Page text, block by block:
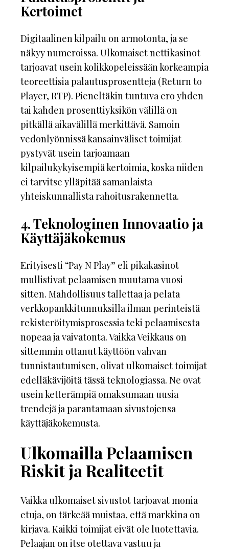
Kertoimet
Digitaalinen kilpailu on armotonta, ja se
näkyy numeroissa. Ulkomaiset nettikasinot
tarjoavat usein kolikkopeleissään korkeampia
teoreettisia palautusprosentteja (Return to
Player, RTP). Pieneltäkin tuntuva ero yhden
tai kahden prosenttiyksikön välillä on
pitkällä aikavälillä merkittävä. Samoin
vedonlyönnissä kansainväliset toimijat
pystyvät usein tarjoamaan
kilpailukykyisempiä kertoimia, koska niiden
ei tarvitse ylläpitää samanlaista
yhteiskunnallista rahoitusrakennetta.
4. Teknologinen Innovaatio ja
Käyttäjäkokemus
Erityisesti “Pay N Play” eli pikakasinot
mullistivat pelaamisen muutama vuosi
sitten. Mahdollisuus tallettaa ja pelata
verkkopankkitunnuksilla ilman perinteistä
rekisteröitymisprosessia teki pelaamisesta
nopeaa ja vaivatonta. Vaikka Veikkaus on
sittemmin ottanut käyttöön vahvan
tunnistautumisen, olivat ulkomaiset toimijat
edelläkävijöitä tässä teknologiassa. Ne ovat
usein ketterämpiä omaksumaan uusia
trendejä ja parantamaan sivustojensa
käyttäjäkokemusta.
Ulkomailla Pelaamisen
Riskit ja Realiteetit
Vaikka ulkomaiset sivustot tarjoavat monia
etuja, on tärkeää muistaa, että markkina on
kirjava. Kaikki toimijat eivät ole luotettavia.
Pelaajan on itse otettava vastuu ja